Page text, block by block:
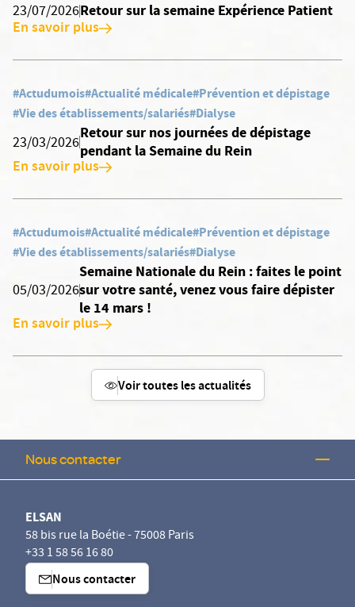
23/07/2026Retour sur la semaine Expérience Patient
En savoir plus
#Actudumois#Actualité médicale#Prévention et dépistage
#Vie des établissements/salariés#Dialyse
23/03/2026
Retour sur nos journées de dépistage
pendant la Semaine du Rein
En savoir plus
#Actudumois#Actualité médicale#Prévention et dépistage
#Vie des établissements/salariés#Dialyse
05/03/2026
Semaine Nationale du Rein : faites le point
sur votre santé, venez vous faire dépister
le 14 mars !
En savoir plus
Voir toutes les actualités
Nous contacter
ELSAN
58 bis rue la Boétie - 75008 Paris
+33 1 58 56 16 80
Nous contacter